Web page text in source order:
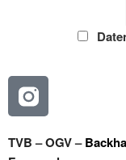
TVB–OGV–